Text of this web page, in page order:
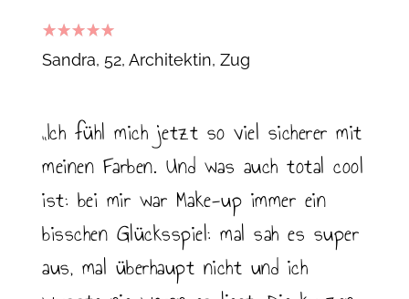
5out of 5
Sandra, 52, Architektin Zug
„Ich fühl mich jetzt so viel sicherer mit
meinen Farben. Und was auch total cool
ist: bei mir war Make-up immer ein
bisschen Glücksspiel: mal sah es super
aus, mal überhaupt nicht und ich